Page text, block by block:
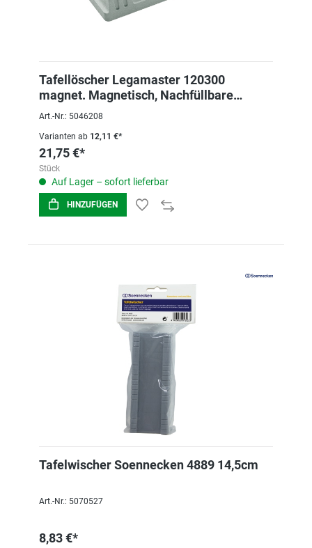
Tafellöscher Legamaster 120300
magnet. Magnetisch, Nachfüllbare
Streifen, WEIß
Art.-Nr.: 5046208
Varianten ab 12,11 €*
21,75 €*
Stück
Auf Lager – sofort lieferbar
HINZUFÜGEN
Tafelwischer Soennecken 4889 14,5cm
Art.-Nr.: 5070527
8,83 €*